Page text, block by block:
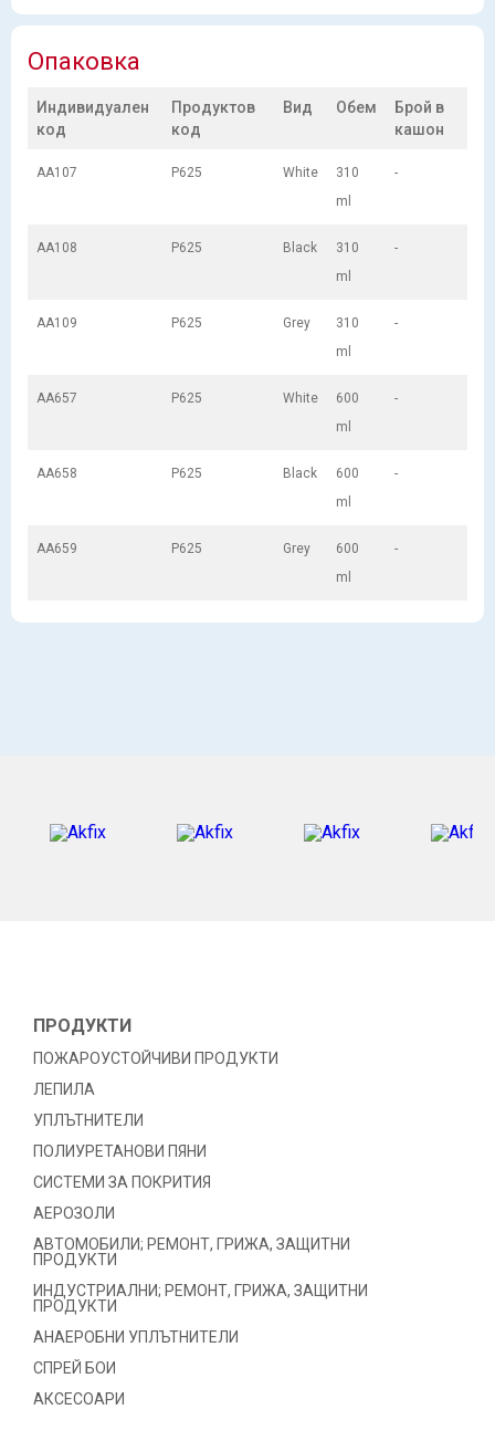
Опаковка
Индивидуален
код
Продуктов
код
Вид Обем
Брой в
кашон
AA107 P625 White
310
ml
-
AA108 P625 Black
310
ml
-
AA109 P625 Grey
310
ml
-
AA657 P625 White
600
ml
-
AA658 P625 Black
600
ml
-
AA659 P625 Grey
600
ml
-
ПРОДУКТИ
ПОЖАРОУСТОЙЧИВИ ПРОДУКТИ
ЛЕПИЛА
УПЛЪТНИТЕЛИ
ПОЛИУРЕТАНОВИ ПЯНИ
СИСТЕМИ ЗА ПОКРИТИЯ
АЕРОЗОЛИ
АВТОМОБИЛИ; РЕМОНТ, ГРИЖА, ЗАЩИТНИ
ПРОДУКТИ
ИНДУСТРИАЛНИ; РЕМОНТ, ГРИЖА, ЗАЩИТНИ
ПРОДУКТИ
АНАЕРОБНИ УПЛЪТНИТЕЛИ
СПРЕЙ БОИ
АКСЕСОАРИ